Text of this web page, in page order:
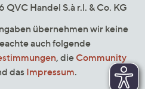
Handel S.à r.l. & Co. KG
übernehmen wir keine
auch folgende
, die Community
das Impressum.